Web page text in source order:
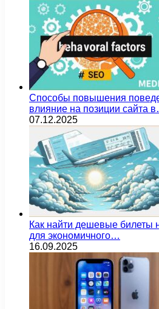
Способы повышения
влияние на позиции сайта
07.12.2025
Как найти дешевые билеты
для экономичного…
16.09.2025